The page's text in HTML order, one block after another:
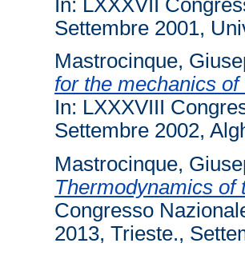
In: LXXXVII
Settembre 2001,
Mastrocinque,
for the mechanics
In: LXXXVIII
Settembre 2002,
Mastrocinque,
Thermodynamics of
Congresso
2013, Trieste.,